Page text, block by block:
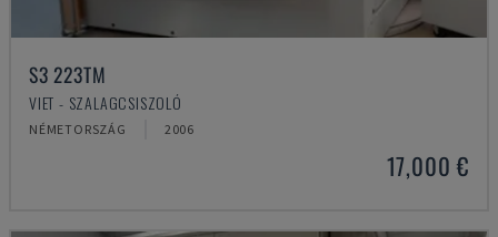
S3 223TM
VIET - SZALAGCSISZOLÓ
NÉMETORSZÁG 2006
17,000 €